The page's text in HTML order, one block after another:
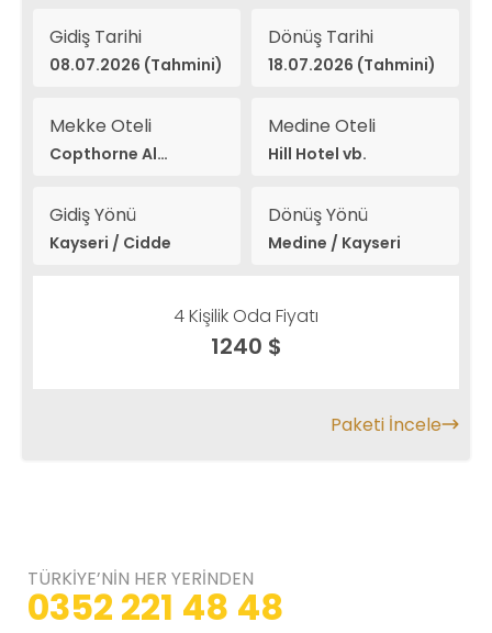
Gidiş Tarihi
08.07.2026 (Tahmini)
Dönüş Tarihi
18.07.2026 (Tahmini)
Mekke Oteli
Copthorne Al
Medine Oteli
Hill Hotel vb.
Gidiş Yönü
Kayseri / Cidde
Dönüş Yönü
Medine / Kayseri
4 Kişilik Oda Fiyatı
1240 $
Paketi İncele
TÜRKİYE’NİN HER YERİNDEN
0352 221 48 48